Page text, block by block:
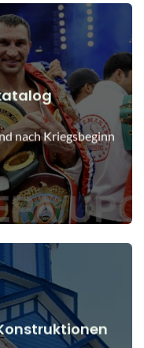
nach Kriegsbeginn